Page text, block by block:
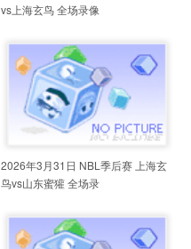
vs上海玄鸟 全场录像
2026年3月31日 NBL季后赛 上海玄
鸟vs山东蜜獾 全场录